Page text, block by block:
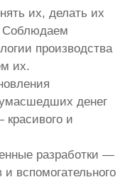
их, делать их
Соблюдаем
производства
их.
денег
красивого и
разработки —
вспомогательного